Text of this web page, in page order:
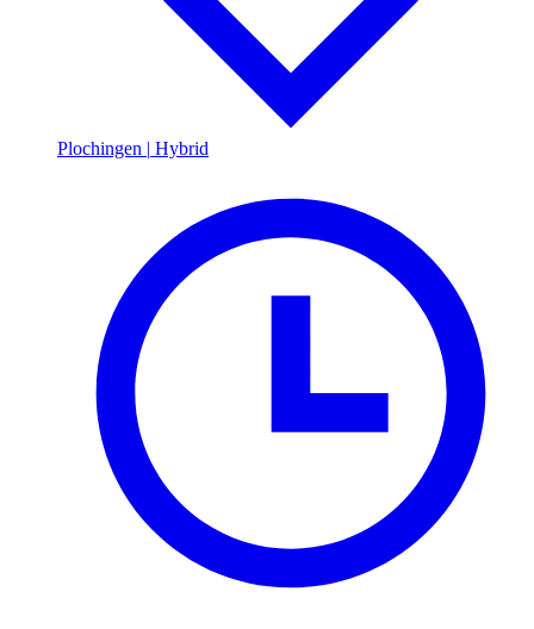
Plochingen | Hybrid